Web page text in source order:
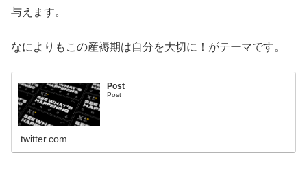
与えます。
なによりもこの産褥期は自分を大切に！がテーマです。
Post
Post
twitter.com